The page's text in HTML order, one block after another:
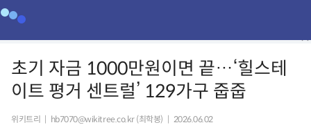
초기 자금 1000만원이면 끝…‘힐스테
이트 평거 센트럴’ 129가구 줍줍
위키트리 hb7070@wikitree.co.kr (최학봉) 2026.06.02